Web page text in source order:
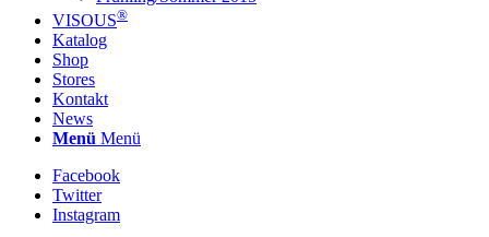
VISOUS®
Katalog
Shop
Stores
Kontakt
News
Menü Menü
Facebook
Twitter
Instagram